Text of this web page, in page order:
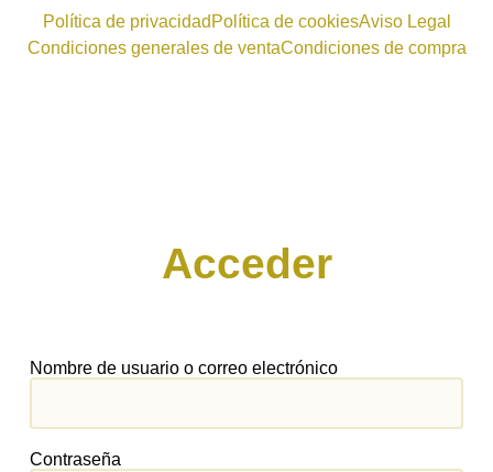
Política de privacidad Política de cookiesAviso Legal
Condiciones generales de ventaCondiciones de compra
Acceder
Nombre de usuario o correo electrónico
Contraseña